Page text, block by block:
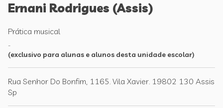
Ernani Rodrigues (Assis)
Prática musical
-
(exclusivo para alunas e alunos desta unidade escolar)
Rua Senhor Do Bonfim, 1165. Vila Xavier. 19802 130 Assis
Sp